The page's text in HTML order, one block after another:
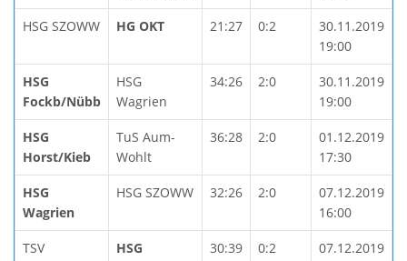
HSG SZOWW HG OKT 21:27 0:2
30.11.2019
19:00
HSG
Fockb/Nübb
HSG
Wagrien
34:26 2:0
30.11.2019
19:00
HSG
Horst/Kieb
TuS Aum-
Wohlt
36:28 2:0
01.12.2019
17:30
HSG
Wagrien
HSG SZOWW 32:26 2:0
07.12.2019
16:00
TSV
HSG
30:39 0:2
07.12.2019